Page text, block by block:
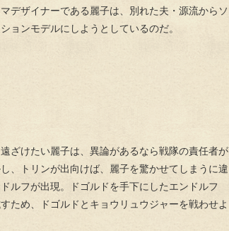
デザイナーである麗子は、別れた夫・源流からソ
ョンモデルにしようとしているのだ。
ざけたい麗子は、異論があるなら戦隊の責任者が
、トリンが出向けば、麗子を驚かせてしまうに違
ルフが出現。ドゴルドを手下にしたエンドルフ
ため、ドゴルドとキョウリュウジャーを戦わせよ